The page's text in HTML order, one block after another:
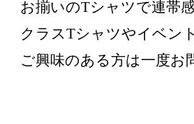
お揃いのTシャツで連帯
クラスTシャツやイベン
ご興味のある方は一度お